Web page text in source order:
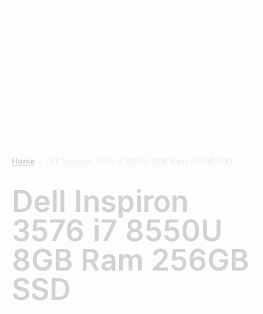
Home Dell Inspiron 3576 i7 8550U 8GB Ram 256GB SSD
Dell Inspiron
3576 i7 8550U
8GB Ram 256GB
SSD